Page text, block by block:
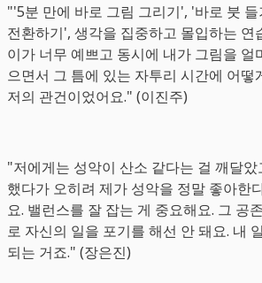
"'5분 만에 바로 그림 그리기', '바로 붓
전환하기', 생각을 집중하고 몰입하는 연
이가 너무 예쁘고 동시에 내가 그림을 얼
으면서 그 틈에 있는 자투리 시간에 어떻
저의 관건이었어요." (이진주)
"저에게는 성악이 산소 같다는 걸 깨달
했다가 오히려 제가 성악을 정말 좋아한
요. 밸런스를 잘 잡는 게 중요해요. 그 공
로 자신의 일을 포기를 해선 안 돼요. 내
되는 거죠." (장은진)